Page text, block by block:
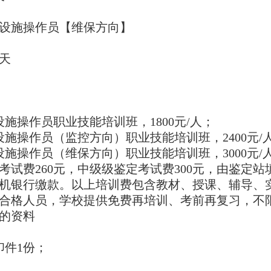
操作员【维保方向】
操作员职业技能培训班，1800元/人；
施操作员（监控方向）职业技能培训班，2400元/
施操作员（维保方向）职业技能培训班，3000元/
试费260元，中级级鉴定考试费300元，由鉴定
银行缴款。以上培训费包含教材、授课、辅导
格人员，学校提供免费再培训、考前再复习，不
资料
1份；